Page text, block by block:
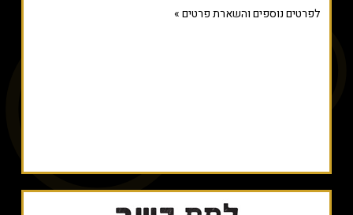
לפרטים נוספים והשארת פרטים »